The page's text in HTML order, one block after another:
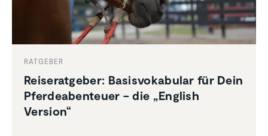
RATGEBER
Reise­rat­geber: Basis­vo­ka­bular für Dein
Pferde­aben­teuer – die „English
Version“